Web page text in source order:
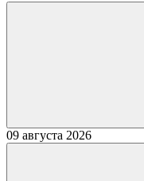
09 августа 2026